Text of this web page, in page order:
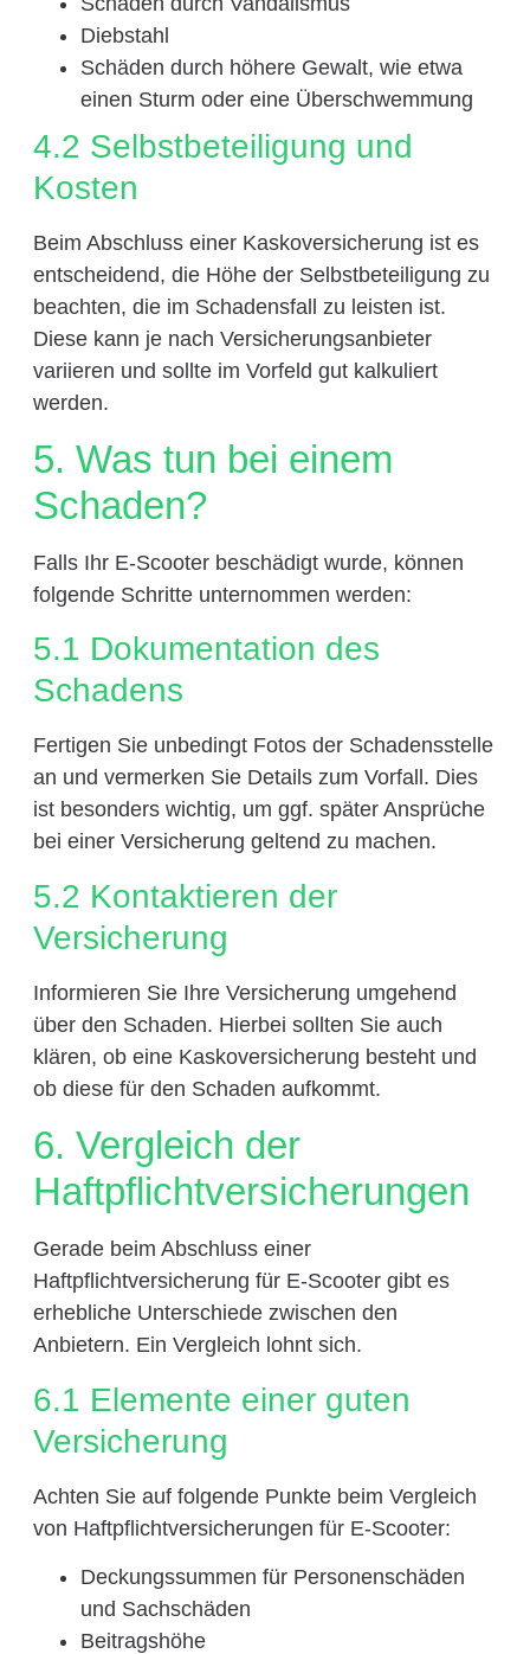
Diebstahl
Schäden durch höhere Gewalt, wie etwa
einen Sturm oder eine Überschwemmung
4.2 Selbstbeteiligung und
Kosten
Beim Abschluss einer Kaskoversicherung ist es
entscheidend, die Höhe der Selbstbeteiligung zu
beachten, die im Schadensfall zu leisten ist.
Diese kann je nach Versicherungsanbieter
variieren und sollte im Vorfeld gut kalkuliert
werden.
5. Was tun bei einem
Schaden?
Falls Ihr E-Scooter beschädigt wurde, können
folgende Schritte unternommen werden:
5.1 Dokumentation des
Schadens
Fertigen Sie unbedingt Fotos der Schadensstelle
an und vermerken Sie Details zum Vorfall. Dies
ist besonders wichtig, um ggf. später Ansprüche
bei einer Versicherung geltend zu machen.
5.2 Kontaktieren der
Versicherung
Informieren Sie Ihre Versicherung umgehend
über den Schaden. Hierbei sollten Sie auch
klären, ob eine Kaskoversicherung besteht und
ob diese für den Schaden aufkommt.
6. Vergleich der
Haftpflichtversicherungen
Gerade beim Abschluss einer
Haftpflichtversicherung für E-Scooter gibt es
erhebliche Unterschiede zwischen den
Anbietern. Ein Vergleich lohnt sich.
6.1 Elemente einer guten
Versicherung
Achten Sie auf folgende Punkte beim Vergleich
von Haftpflichtversicherungen für E-Scooter:
Deckungssummen für Personenschäden
und Sachschäden
Beitragshöhe